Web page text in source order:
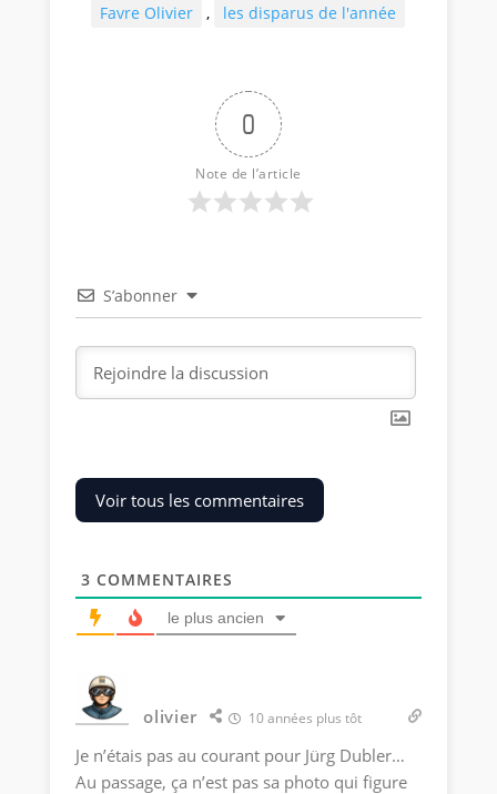
Favre Olivier
, les disparus de l'année
0
Note de l’article
S’abonner
Voir tous les commentaires
3 COMMENTAIRES
le plus ancien
olivier 10 années plus tôt
Je n’étais pas au courant pour Jürg Dubler…
Au passage, ça n’est pas sa photo qui figure